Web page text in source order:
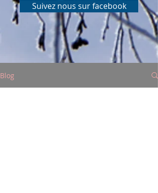
Suivez nous sur facebook
Blog